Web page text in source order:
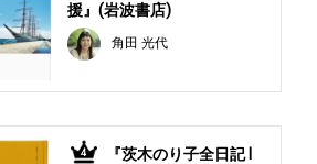
援』(岩波書店)
角田 光代
4
『茨木のり子全日記 Ⅰ